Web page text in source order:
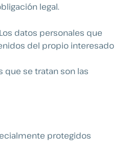
legal.
datos personales que
del propio interesado
que se tratan son las
protegidos